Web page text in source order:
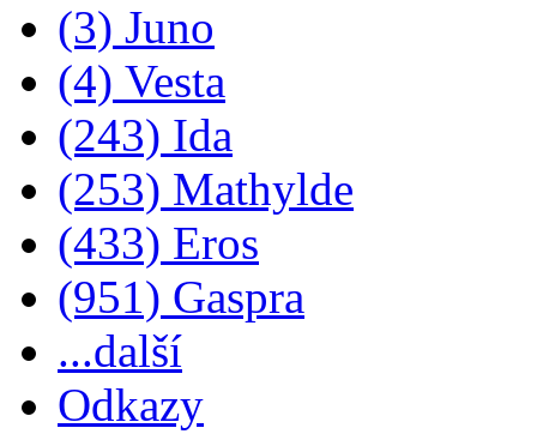
(3) Juno
(4) Vesta
(243) Ida
(253) Mathylde
(433) Eros
(951) Gaspra
...další
Odkazy